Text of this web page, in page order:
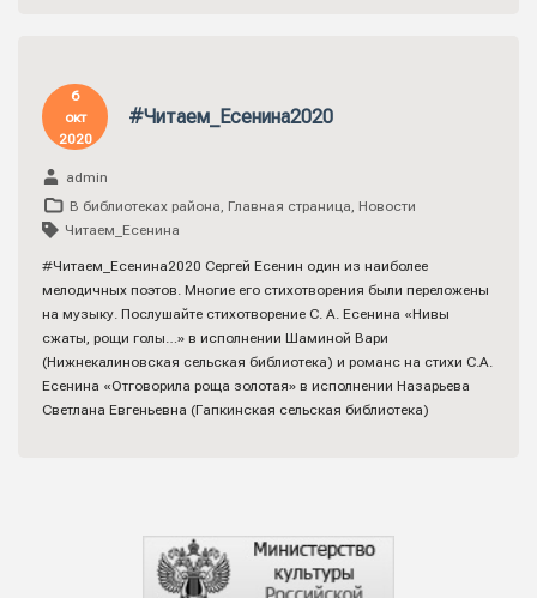
6
окт
2020
#Читаем_Есенина2020
admin
В библиотеках района, Главная страница, Новости
Читаем_Есенина
#Читаем_Есенина2020 Сергей Есенин один из наиболее
мелодичных поэтов. Многие его стихотворения были переложены
на музыку. Послушайте стихотворение С. А. Есенина «Нивы
сжаты, рощи голы…» в исполнении Шаминой Вари
(Нижнекалиновская сельская библиотека) и романс на стихи С.А.
Есенина «Отговорила роща золотая» в исполнении Назарьева
Светлана Евгеньевна (Гапкинская сельская библиотека)